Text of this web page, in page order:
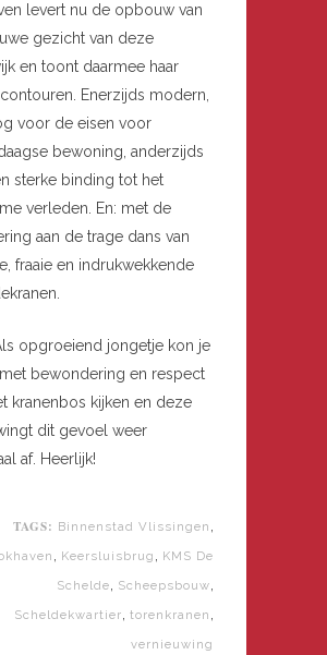
levert nu de opbouw van
gezicht van deze
en toont daarmee haar
Enerzijds modern,
voor de eisen voor
bewoning, anderzijds
sterke binding tot het
verleden. En: met de
aan de trage dans van
fraaie en indrukwekkende
opgroeiend jongetje kon je
bewondering en respect
kranenbos kijken en deze
dit gevoel weer
af. Heerlijk!
TAGS: Binnenstad Vlissingen ,
, Keersluisbrug , KMS De
Schelde, Scheepsbouw,
Scheldekwartier, torenkranen ,
vernieuwing